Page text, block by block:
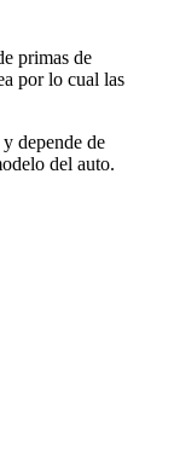
primas de
por lo cual las
depende de
del auto.